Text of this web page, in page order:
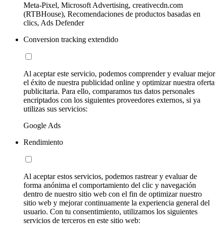
Meta-Pixel, Microsoft Advertising, creativecdn.com
(RTBHouse), Recomendaciones de productos basadas en
clics, Ads Defender
Conversion tracking extendido
Al aceptar este servicio, podemos comprender y evaluar mejor
el éxito de nuestra publicidad online y optimizar nuestra oferta
publicitaria. Para ello, comparamos tus datos personales
encriptados con los siguientes proveedores externos, si ya
utilizas sus servicios:
Google Ads
Rendimiento
Al aceptar estos servicios, podemos rastrear y evaluar de
forma anónima el comportamiento del clic y navegación
dentro de nuestro sitio web con el fin de optimizar nuestro
sitio web y mejorar continuamente la experiencia general del
usuario. Con tu consentimiento, utilizamos los siguientes
servicios de terceros en este sitio web: